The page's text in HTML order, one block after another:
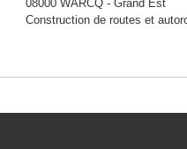
08000 WARCQ - Grand Est
Construction de routes et